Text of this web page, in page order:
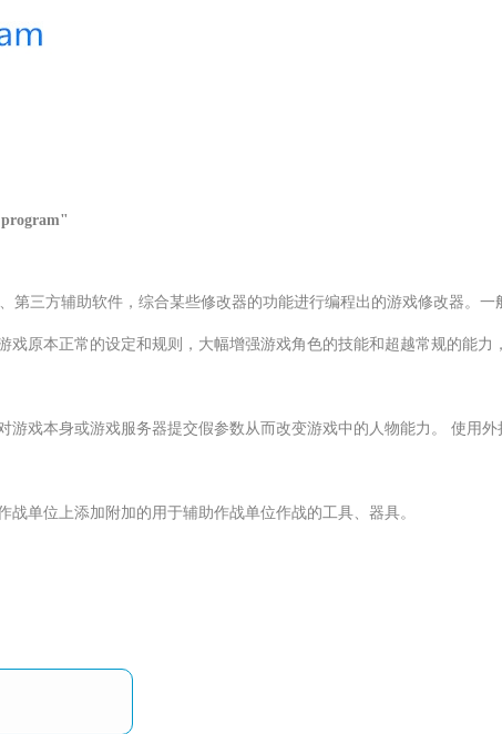
第三方辅助软件，综合某些修改器的功能进行编程出的游戏修改器。
戏原本正常的设定和规则，大幅增强游戏角色的技能和超越常规的能
游戏本身或游戏服务器提交假参数从而改变游戏中的人物能力。 使用
单位上添加附加的用于辅助作战单位作战的工具、器具。